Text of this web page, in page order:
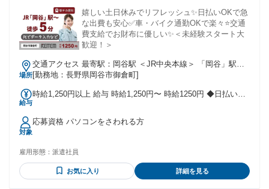
嬉しい土日休みでリフレッシュ✨日払いOKで急
な出費も安心✅車・バイク通勤OKで楽々⭐交通
費支給でお財布に優しい✨＜未経験スタート大
歓迎！＞
場所
交通アクセス 最寄駅：岡谷駅 ＜JR中央本線＞ 「岡谷」駅よ
り徒歩5分
[勤務地：長野県岡谷市御倉町]
給与
時給1,250円以上 給与 時給1,250円〜 時給1250円 ◆日払いOK
×21日＋残業手当
対象
応募資格 パソコンをさわれる方
雇用形態： 派遣社員
お気に入り 詳細を見る